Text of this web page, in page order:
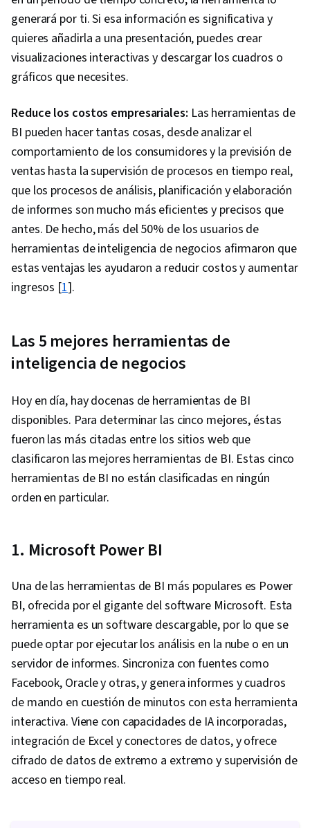
Data Ethics, Information Privacy, Content
Scheduling, Social Media Content, Driving
engagement, Brand Awareness, Content
Creation, Social Media Campaigns, Brand
Advertising, Drive Engagement, Prompt
Engineering Tools, Professional Development,
AI literacy, Prompt Engineering, Google Gemini,
Generative AI, A/B Testing, Google Analytics,
Return On Investment, Pivot Tables And Charts,
Data Presentation, Media Buying, Marketing
Planning, Marketing Effectiveness, Media
Strategy, Data-Driven Marketing, Customer
Relationship Building, Brand Loyalty, Product
Analysis, Customer Service, Web Analytics,
Presentations, Portfolio Management,
SEO, Performance Metric, Data-Driven Decision-
Making
generará por ti. Si esa información es significativa y
quieres añadirla a una presentación, puedes crear
visualizaciones interactivas y descargar los cuadros o
gráficos que necesites.
Reduce los costos empresariales: Las herramientas de
BI pueden hacer tantas cosas, desde analizar el
comportamiento de los consumidores y la previsión de
ventas hasta la supervisión de procesos en tiempo real,
que los procesos de análisis, planificación y elaboración
de informes son mucho más eficientes y precisos que
antes. De hecho, más del 50% de los usuarios de
herramientas de inteligencia de negocios afirmaron que
estas ventajas les ayudaron a reducir costos y aumentar
ingresos [1].
Las 5 mejores herramientas de
inteligencia de negocios
Hoy en día, hay docenas de herramientas de BI
disponibles. Para determinar las cinco mejores, éstas
fueron las más citadas entre los sitios web que
clasificaron las mejores herramientas de BI. Estas cinco
herramientas de BI no están clasificadas en ningún
orden en particular.
1. Microsoft Power BI
Una de las herramientas de BI más populares es Power
BI, ofrecida por el gigante del software Microsoft. Esta
herramienta es un software descargable, por lo que se
puede optar por ejecutar los análisis en la nube o en un
servidor de informes. Sincroniza con fuentes como
Facebook, Oracle y otras, y genera informes y cuadros
de mando en cuestión de minutos con esta herramienta
interactiva. Viene con capacidades de IA incorporadas,
integración de Excel y conectores de datos, y ofrece
cifrado de datos de extremo a extremo y supervisión de
acceso en tiempo real.